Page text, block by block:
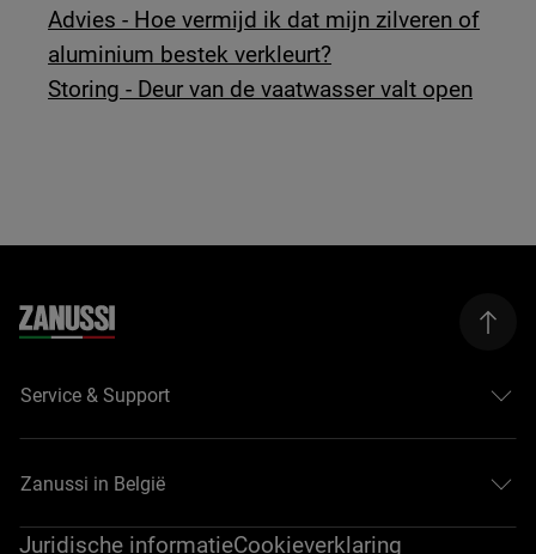
Advies - Hoe vermijd ik dat mijn zilveren of
aluminium bestek verkleurt?
Storing - Deur van de vaatwasser valt open
Service & Support
Zanussi in België
Juridische informatieCookieverklaring